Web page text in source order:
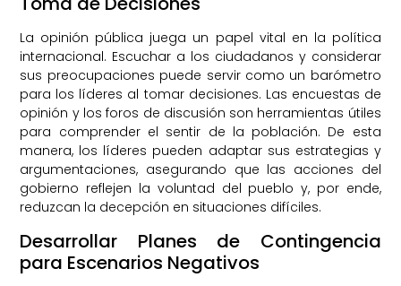
La opinión pública juega un papel vital en la política
internacional. Escuchar a los ciudadanos y considerar
sus preocupaciones puede servir como un barómetro
para los líderes al tomar decisiones. Las encuestas de
opinión y los foros de discusión son herramientas útiles
para comprender el sentir de la población. De esta
manera, los líderes pueden adaptar sus estrategias y
argumentaciones, asegurando que las acciones del
gobierno reflejen la voluntad del pueblo y, por ende,
reduzcan la decepción en situaciones difíciles.
Desarrollar Planes de Contingencia
para Escenarios Negativos